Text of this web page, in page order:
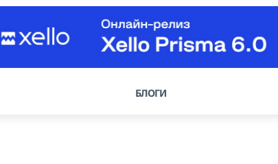
БЛОГИ